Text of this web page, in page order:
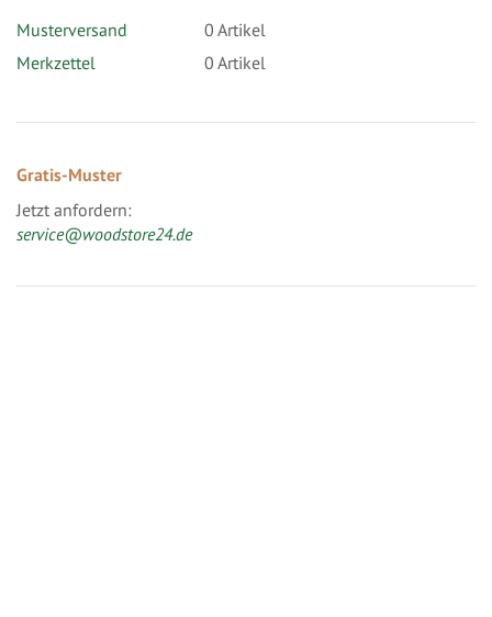
Musterversand 0 Artikel
Merkzettel
0 Artikel
Gratis-Muster
Jetzt anfordern:
service@woodstore24.de